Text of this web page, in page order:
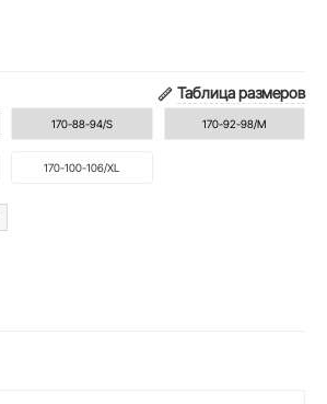
Таблица размеров
170-88-94/S 170-92-98/M
170-100-106/XL